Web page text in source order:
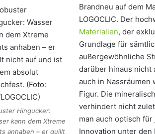
Hingucker:
kann dem Xtreme
anhaben – er quillt
Brandneu auf dem
LOGOCLIC. Der
Materialien, der
Grundlage für
außergewöhnliche
darüber hinaus
auch in Nassräumen
Figur. Die
verhindert nicht
man auch optisch
Innovation unter